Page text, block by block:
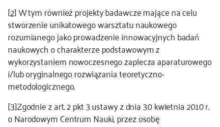
[2]W tym również projekty badawcze mające na celu
stworzenie unikatowego warsztatu naukowego
rozumianego jako prowadzenie innowacyjnych badań
naukowych o charakterze podstawowym z
wykorzystaniem nowoczesnego zaplecza aparaturowego
i/lub oryginalnego rozwiązania teoretyczno-
metodologicznego.
[3]Zgodnie z art. 2 pkt 3 ustawy z dnia 30 kwietnia 2010 r.
o Narodowym Centrum Nauki, przez osobę